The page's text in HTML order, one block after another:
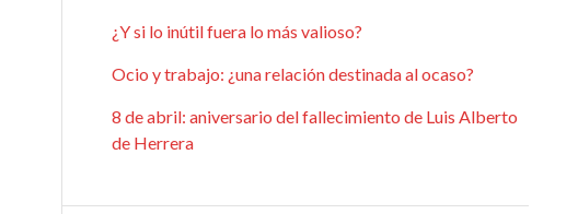
¿Y si lo inútil fuera lo más valioso?
Ocio y trabajo: ¿una relación destinada al ocaso?
8 de abril: aniversario del fallecimiento de Luis Alberto
de Herrera